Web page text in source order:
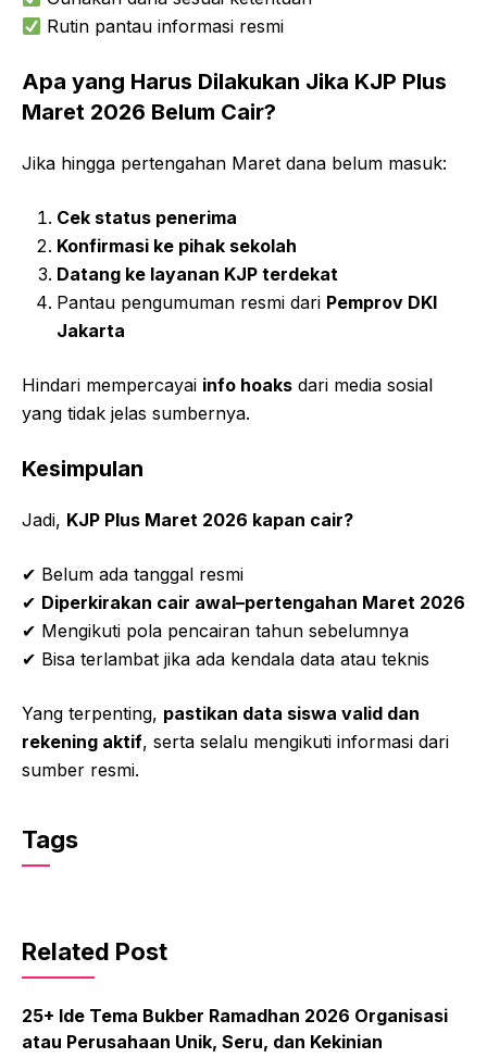
Rutin pantau informasi resmi
Apa yang Harus Dilakukan Jika KJP Plus
Maret 2026 Belum Cair?
Jika hingga pertengahan Maret dana belum masuk:
Cek status penerima
Konfirmasi ke pihak sekolah
Datang ke layanan KJP terdekat
Pantau pengumuman resmi dari Pemprov DKI
Jakarta
Hindari mempercayai info hoaks dari media sosial
yang tidak jelas sumbernya.
Kesimpulan
Jadi, KJP Plus Maret 2026 kapan cair?
✔ Belum ada tanggal resmi
✔ Diperkirakan cair awal–pertengahan Maret 2026
✔ Mengikuti pola pencairan tahun sebelumnya
✔ Bisa terlambat jika ada kendala data atau teknis
Yang terpenting, pastikan data siswa valid dan
rekening aktif, serta selalu mengikuti informasi dari
sumber resmi.
Tags
Related Post
25+ Ide Tema Bukber Ramadhan 2026 Organisasi
atau Perusahaan Unik, Seru, dan Kekinian